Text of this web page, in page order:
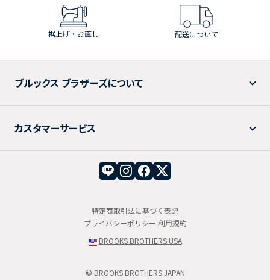
裾上げ・お直し 配送について
ブルックス ブラザーズについて
カスタマーサービス
特定商取引法に基づく表記
プライバシーポリシー 利用規約
BROOKS BROTHERS USA
© BROOKS BROTHERS JAPAN